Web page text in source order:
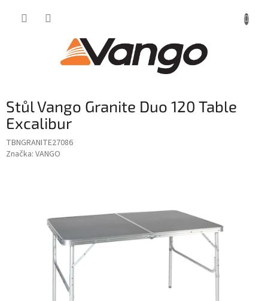
Stůl Vango Granite Duo 120 Table
Excalibur
TBNGRANITE27086
Značka: VANGO